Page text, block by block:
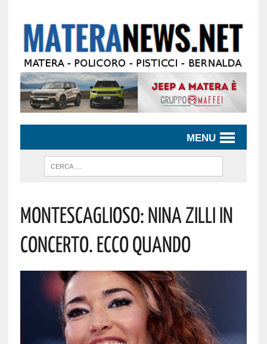
MENU
Montescaglioso: Nina Zilli In
Concerto. Ecco Quando